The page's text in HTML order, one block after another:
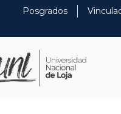
Posgrados